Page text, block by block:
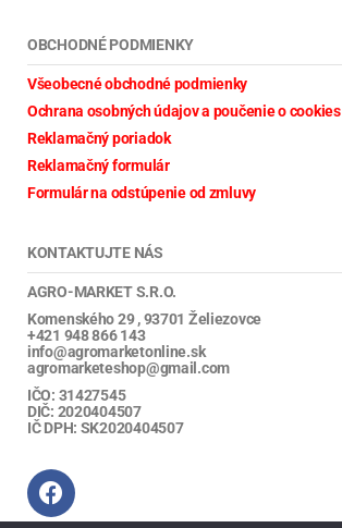
OBCHODNÉ PODMIENKY
Všeobecné obchodné podmienky
Ochrana osobných údajov a poučenie o cookies
Reklamačný poriadok
Reklamačný formulár
Formulár na odstúpenie od zmluvy
KONTAKTUJTE NÁS
AGRO-MARKET S.R.O.
Komenského 29 , 93701 Želiezovce
+421 948 866 143
info@agromarketonline.sk
agromarketeshop@gmail.com
IČO: 31427545
DIČ: 2020404507
IČ DPH: SK2020404507